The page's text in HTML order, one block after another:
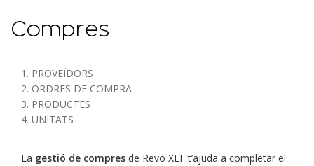
Compres
1. PROVEÏDORS
2. ORDRES DE COMPRA
3. PRODUCTES
4. UNITATS
La gestió de compres de Revo XEF t’ajuda a completar el